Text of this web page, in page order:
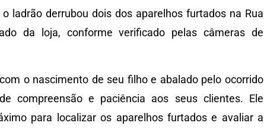
ladrão derrubou dois dos aparelhos furtados na Rua
da loja, conforme verificado pelas câmeras de
o nascimento de seu filho e abalado pelo ocorrido
compreensão e paciência aos seus clientes. Ele
para localizar os aparelhos furtados e avaliar a